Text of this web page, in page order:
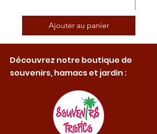
Ajouter au panier
Découvrez notre boutique de
souvenirs, hamacs et jardin :